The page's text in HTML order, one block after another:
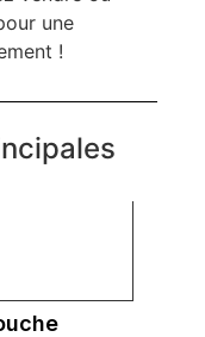
une
!